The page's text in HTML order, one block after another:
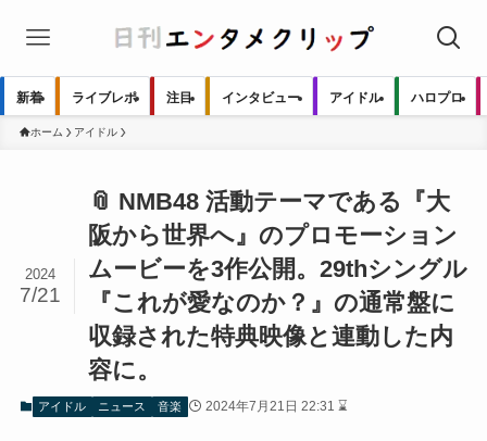
新着 ライブレポ 注目 インタビュー アイドル ハロプロ
ホーム アイドル
📎 NMB48 活動テーマである『大
阪から世界へ』のプロモーション
ムービーを3作公開。29thシングル
『これが愛なのか？』の通常盤に
収録された特典映像と連動した内
容に。
2024
7/21
アイドル ニュース 音楽 2024年7月21日 22:31 ⌛